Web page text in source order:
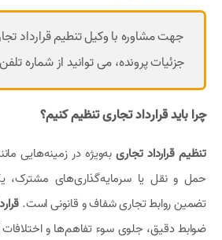
جهت مشاوره با وکیل تنطیم قرارداد
جزئیات پرونده، می توانید از شماره
چرا باید قرارداد تجاری تنظیم کنیم؟
تنظیم قرارداد تجاریبه‌ویژه در زمینه‌هایی
حمل و نقل یا سرمایه‌گذاری‌های مشترک،
تضمین روابط تجاری شفاف و قانونی است.
ضوابط دقیق، جلوی سوء تفاهم‌ها و اختلافات